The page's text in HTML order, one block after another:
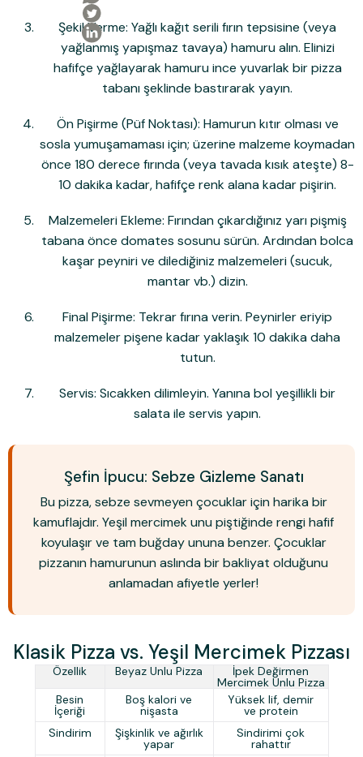
Şekil Verme: Yağlı kağıt serili fırın tepsisine (veya
yağlanmış yapışmaz tavaya) hamuru alın. Elinizi
hafifçe yağlayarak hamuru ince yuvarlak bir pizza
tabanı şeklinde bastırarak yayın.
Ön Pişirme (Püf Noktası): Hamurun kıtır olması ve
sosla yumuşamaması için; üzerine malzeme koymadan
önce 180 derece fırında (veya tavada kısık ateşte) 8-
10 dakikakadar, hafifçe renk alana kadar pişirin.
Malzemeleri Ekleme: Fırından çıkardığınız yarı pişmiş
tabana önce domates sosunu sürün. Ardından bolca
kaşar peyniri ve dilediğiniz malzemeleri (sucuk,
mantar vb.) dizin.
Final Pişirme: Tekrar fırına verin. Peynirler eriyip
malzemeler pişene kadar yaklaşık10 dakikadaha
tutun.
Servis: Sıcakken dilimleyin. Yanına bol yeşillikli bir
salata ile servis yapın.
Şefin İpucu: Sebze Gizleme Sanatı
Bu pizza, sebze sevmeyen çocuklar için harika bir
kamuflajdır. Yeşil mercimek unu piştiğinde rengi hafif
koyulaşır ve tam buğday ununa benzer. Çocuklar
pizzanın hamurunun aslında bir bakliyat olduğunu
anlamadan afiyetle yerler!
Klasik Pizza vs. Yeşil Mercimek Pizzası
Özellik Beyaz Unlu Pizza İpek Değirmen
Mercimek Unlu Pizza
Besin
İçeriği
Boş kalori ve
nişasta
Yüksek lif, demir
ve protein
Sindirim
Şişkinlik ve ağırlık
yapar
Sindirimi çok
rahattır